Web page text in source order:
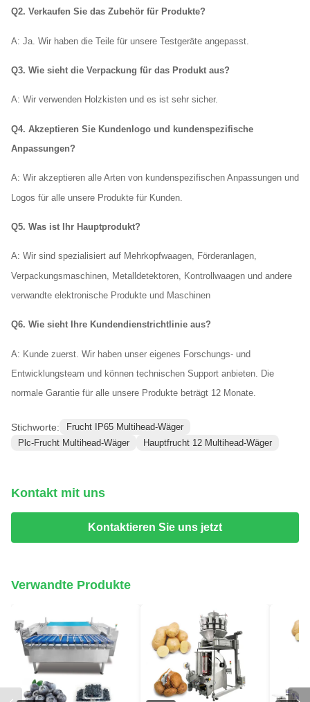
Q2. Verkaufen Sie das Zubehör für Produkte?
A: Ja. Wir haben die Teile für unsere Testgeräte angepasst.
Q3. Wie sieht die Verpackung für das Produkt aus?
A: Wir verwenden Holzkisten und es ist sehr sicher.
Q4. Akzeptieren Sie Kundenlogo und kundenspezifische
Anpassungen?
A: Wir akzeptieren alle Arten von kundenspezifischen Anpassungen und
Logos für alle unsere Produkte für Kunden.
Q5. Was ist Ihr Hauptprodukt?
A: Wir sind spezialisiert auf Mehrkopfwaagen, Förderanlagen,
Verpackungsmaschinen, Metalldetektoren, Kontrollwaagen und andere
verwandte elektronische Produkte und Maschinen
Q6. Wie sieht Ihre Kundendienstrichtlinie aus?
A: Kunde zuerst. Wir haben unser eigenes Forschungs- und
Entwicklungsteam und können technischen Support anbieten. Die
normale Garantie für alle unsere Produkte beträgt 12 Monate.
Stichworte:
Frucht IP65 Multihead-Wäger
Plc-Frucht Multihead-Wäger
Hauptfrucht 12 Multihead-Wäger
Kontakt mit uns
Kontaktieren Sie uns jetzt
Verwandte Produkte